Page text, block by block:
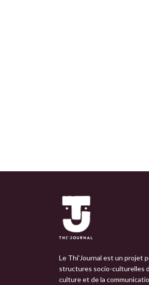
Le Thi'Journal est un projet
structures socio-culturelles
culture et de la